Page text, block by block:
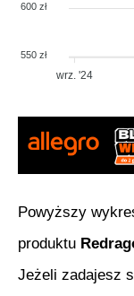
600 zł
550 zł
wrz. '24
Powyższy
produktu
Jeżeli zadajesz